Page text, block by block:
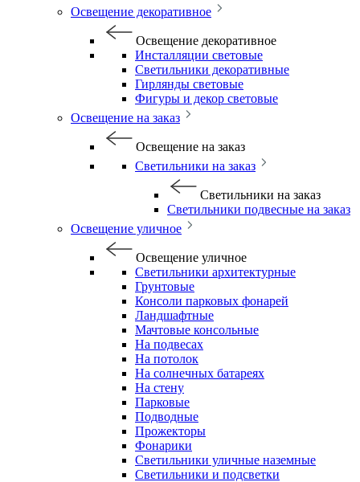
Освещение декоративное
Освещение декоративное
Инсталляции световые
Светильники декоративные
Гирлянды световые
Фигуры и декор световые
Освещение на заказ
Освещение на заказ
Светильники на заказ
Светильники на заказ
Светильники подвесные на заказ
Освещение уличное
Освещение уличное
Светильники архитектурные
Грунтовые
Консоли парковых фонарей
Ландшафтные
Мачтовые консольные
На подвесах
На потолок
На солнечных батареях
На стену
Парковые
Подводные
Прожекторы
Фонарики
Светильники уличные наземные
Светильники и подсветки